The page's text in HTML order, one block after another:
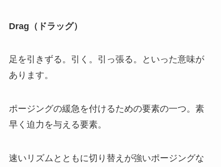
Drag（ドラッグ）
足を引きずる。引く。引っ張る。といった意味が
あります。
ポージングの緩急を付けるための要素の一つ。素
早く迫力を与える要素。
速いリズムとともに切り替えが強いポージングな